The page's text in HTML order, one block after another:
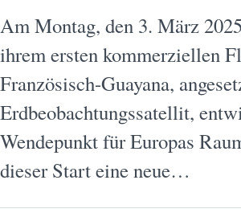
Am Montag, den 3. März
ihrem ersten kommerziellen
Französisch-Guayana,
Erdbeobachtungssatellit,
Wendepunkt für Europas
dieser Start eine neue…